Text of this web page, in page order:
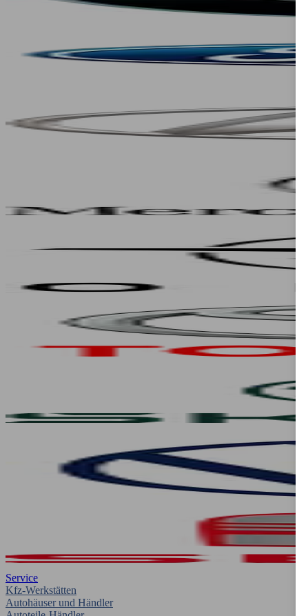
Service
Kfz-Werkstätten
Autohäuser und Händler